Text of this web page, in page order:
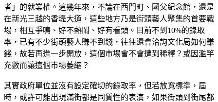
者」的就業權。這幾年來，不論在西門町、國父紀念館，還是
在新光三越的香堤大道，這些地方乃是街頭藝人聚集的首要戰
場，相互爭鳴、好不熱鬧、好有看頭。目前不到10%的錄取
率，已有不少街頭藝人賺不到錢，往往還會洽詢文化局如何賺
錢，故若再進一步開放，這個市場會不會遭到稀釋？或因濫竽
充數而讓這個市場萎縮？
其實政府單位並沒有設定確切的錄取率，但若放寬標準，屆
時，或許可能出現滿街都是同質性的表演，如果街頭到街尾都